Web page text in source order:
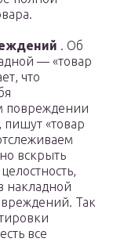
. Об
— «товар
что
повреждении
пишут «товар
вскрыть
накладной
Так
все